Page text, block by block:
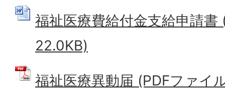
福祉医療費給付金支給申請
22.0KB)
福祉医療異動届 (PDFファイ